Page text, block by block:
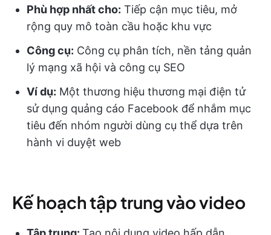
Phù hợp nhất cho: Tiếp cận mục tiêu, mở
rộng quy mô toàn cầu hoặc khu vực
Công cụ: Công cụ phân tích, nền tảng quản
lý mạng xã hội và công cụ SEO
Ví dụ: Một thương hiệu thương mại điện tử
sử dụng quảng cáo Facebook để nhắm mục
tiêu đến nhóm người dùng cụ thể dựa trên
hành vi duyệt web
Kế hoạch tập trung vào video